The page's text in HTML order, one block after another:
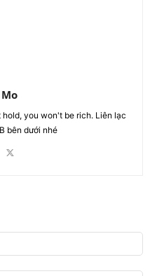
you won't be rich. Liên lạc
bên dưới nhé